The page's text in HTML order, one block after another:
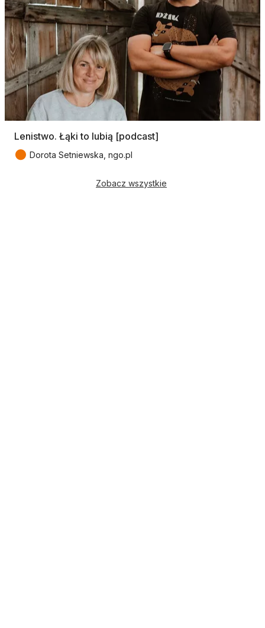
Lenistwo. Łąki to lubią [podcast]
● Dorota Setniewska, ngo.pl
Zobacz wszystkie